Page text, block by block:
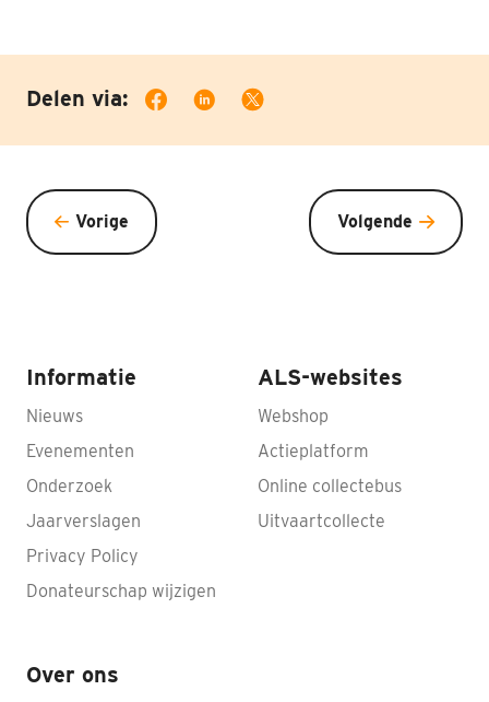
Delen via:
Vorige Volgende
Informatie
Nieuws
Evenementen
Onderzoek
Jaarverslagen
Privacy Policy
Donateurschap wijzigen
ALS-websites
Webshop
Actieplatform
Online collectebus
Uitvaartcollecte
Over ons